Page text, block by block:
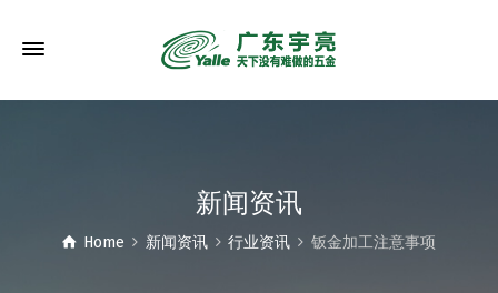
新闻资讯
Home 新闻资讯 行业资讯 钣金加工注意事项